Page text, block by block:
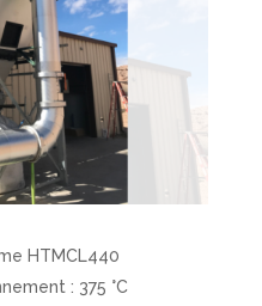
HTMCL440
: 375 °C